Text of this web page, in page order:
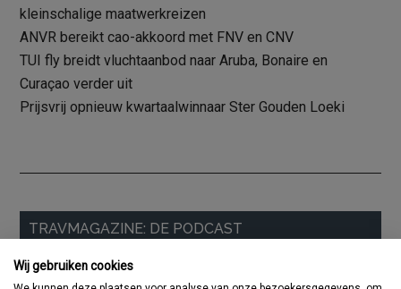
kleinschalige maatwerkreizen
ANVR bereikt cao-akkoord met FNV en CNV
TUI fly breidt vluchtaanbod naar Aruba, Bonaire en
Curaçao verder uit
Prijsvrij opnieuw kwartaalwinnaar Ster Gouden Loeki
Primaire
Sidebar
TRAVMAGAZINE: DE PODCAST
Wij gebruiken cookies